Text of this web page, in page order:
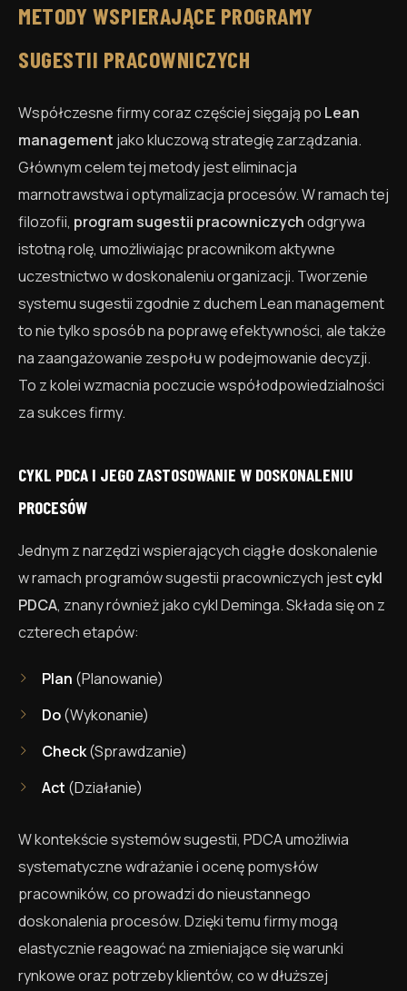
METODY WSPIERAJĄCE PROGRAMY
SUGESTII PRACOWNICZYCH
Współczesne firmy coraz częściej sięgają po Lean
management jako kluczową strategię zarządzania.
Głównym celem tej metody jest eliminacja
marnotrawstwa i optymalizacja procesów. W ramach tej
filozofii, program sugestii pracowniczychodgrywa
istotną rolę, umożliwiając pracownikom aktywne
uczestnictwo w doskonaleniu organizacji. Tworzenie
systemu sugestii zgodnie z duchem Lean management
to nie tylko sposób na poprawę efektywności, ale także
na zaangażowanie zespołu w podejmowanie decyzji.
To z kolei wzmacnia poczucie współodpowiedzialności
za sukces firmy.
CYKL PDCA I JEGO ZASTOSOWANIE W DOSKONALENIU
PROCESÓW
Jednym z narzędzi wspierających ciągłe doskonalenie
w ramach programów sugestii pracowniczych jestcykl
PDCA, znany również jako cykl Deminga. Składa się on z
czterech etapów:
Plan (Planowanie)
Do(Wykonanie)
Check(Sprawdzanie)
Act (Działanie)
W kontekście systemów sugestii, PDCA umożliwia
systematyczne wdrażanie i ocenę pomysłów
pracowników, co prowadzi do nieustannego
doskonalenia procesów. Dzięki temu firmy mogą
elastycznie reagować na zmieniające się warunki
rynkowe oraz potrzeby klientów, co w dłuższej